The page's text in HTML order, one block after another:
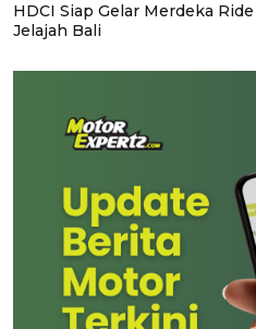
HDCI Siap Gelar Merdeka
Jelajah Bali